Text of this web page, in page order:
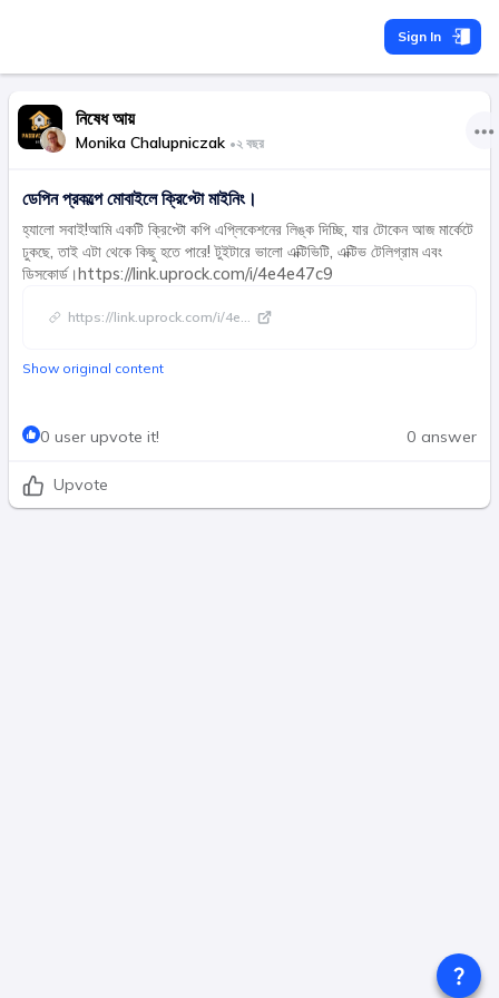
Sign In
নিষেধ আয়
Monika Chalupniczak •২ বছর
ডেপিন প্রকল্পে মোবাইলে ক্রিপ্টো মাইনিং।
হ্যালো সবাই!আমি একটি ক্রিপ্টো কপি এপ্লিকেশনের লিঙ্ক দিচ্ছি, যার টোকেন আজ মার্কেটে
ঢুকছে, তাই এটা থেকে কিছু হতে পারে! টুইটারে ভালো এক্টিভিটি, এক্টিভ টেলিগ্রাম এবং
ডিসকোর্ড।https://link.uprock.com/i/4e4e47c9
https://link.uprock.com/i/4e...
Show original content
0 user upvote it! 0 answer
Upvote